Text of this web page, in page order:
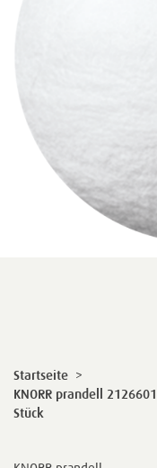
Startseite >
KNORR prandell
Stück